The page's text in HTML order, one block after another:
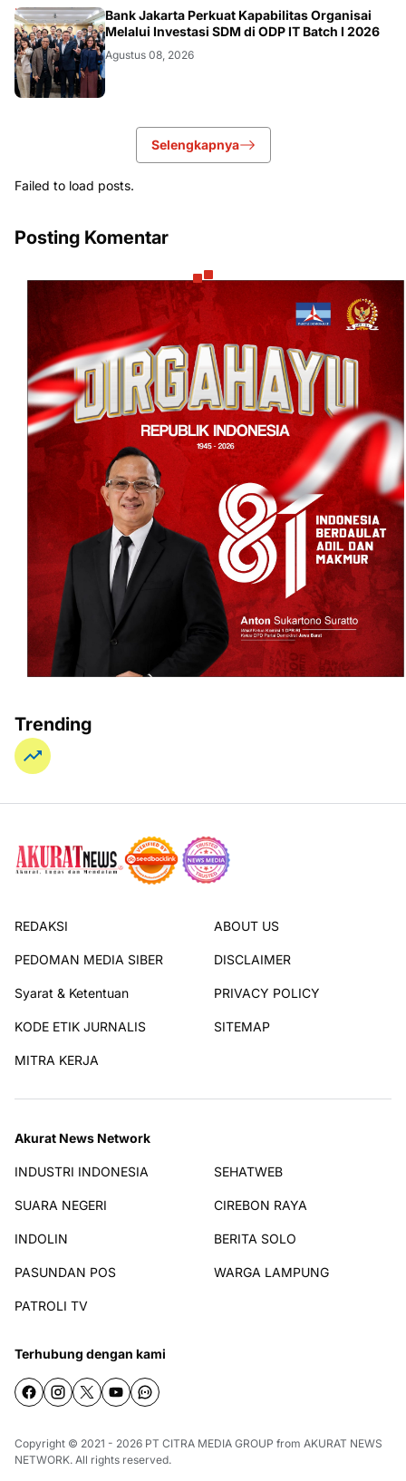
DIKBUDRISTEK
Bank Jakarta Perkuat Kapabilitas Organisai
Melalui Investasi SDM di ODP IT Batch I 2026
Agustus 08, 2026
Selengkapnya
Failed to load posts.
Posting Komentar
Trending
REDAKSI ABOUT US
PEDOMAN MEDIA SIBER DISCLAIMER
Syarat & Ketentuan PRIVACY POLICY
KODE ETIK JURNALIS SITEMAP
MITRA KERJA
Akurat News Network
INDUSTRI INDONESIA SEHATWEB
SUARA NEGERI CIREBON RAYA
INDOLIN BERITA SOLO
PASUNDAN POS WARGA LAMPUNG
PATROLI TV
Terhubung dengan kami
Copyright © 2021 - 2026 PT CITRA MEDIA GROUP from AKURAT NEWS
NETWORK. All rights reserved.